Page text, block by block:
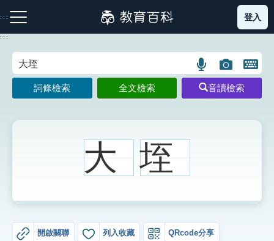
到
主
:::
注音索引圖示 筆畫索引圖示 部首索引表圖示
生字詞彙表
登入
:::
語
言
搜
圖
片
搜
開
鍵
圖
詞條檢索 全文檢索 音讀檢索
大 垤
開啟關聯 列入收藏 QRcode分享